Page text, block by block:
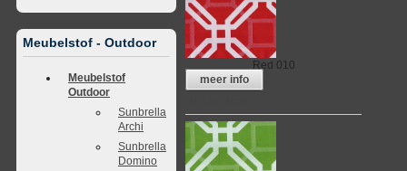
Meubelstof - Outdoor
Meubelstof
Outdoor
Sunbrella
Archi
Sunbrella
Domino
Red 010
meer info